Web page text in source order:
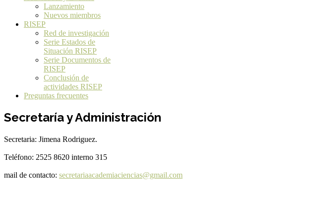
Lanzamiento
Nuevos miembros
RISEP
Red de investigación
Serie Estados de
Situación RISEP
Serie Documentos de
RISEP
Conclusión de
actividades RISEP
Preguntas frecuentes
Secretaría y Administración
Secretaria: Jimena Rodriguez.
Teléfono: 2525 8620 interno 315
mail de contacto: secretariaacademiaciencias@gmail.com